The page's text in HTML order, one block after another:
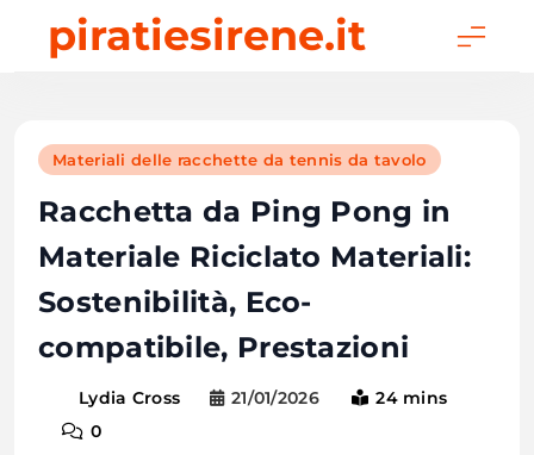
piratiesirene.it
Materiali delle racchette da tennis da tavolo
Racchetta da Ping Pong in
Materiale Riciclato Materiali:
Sostenibilità, Eco-
compatibile, Prestazioni
Lydia Cross 21/01/2026
24 mins
0